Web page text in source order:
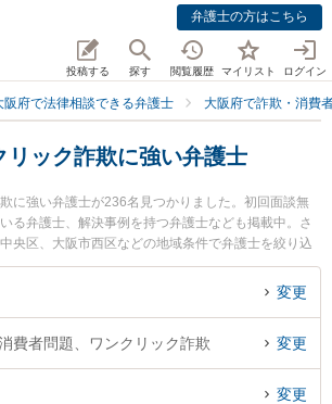
弁護士の方はこちら
投稿する 探す 閲覧履歴 マイリスト ログイン
阪府で法律相談できる弁護士 大阪府で詐欺・消費
リック詐欺に強い弁護士
に強い弁護士が236名見つかりました。初回面談無
る弁護士、解決事例を持つ弁護士なども掲載中。さ
央区、大阪市西区などの地域条件で弁護士を絞り込
に関係する投資詐欺や副業詐欺、FX詐欺等の細かな
き便利です。特に岡田崇法律事務所の岡田 崇弁護士
生したワンクリック詐欺のトラブルを今すぐに弁護
リック詐欺のトラブル解決の実績豊富な近くの弁護
談無料でワンクリック詐欺を法律相談できる大阪府
変更
費者問題、ワンクリック詐欺 変更
変更